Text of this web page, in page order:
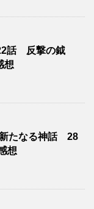
話 反撃の鉞
想
たなる神話 28
想